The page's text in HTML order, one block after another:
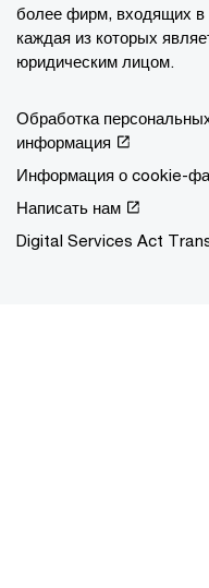
более фирм, входящих в
каждая из которых
юридическим лицом.
Обработка
информация
Информация о cookie-
Написать нам
Digital Services Act